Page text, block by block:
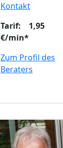
Kontakt
Tarif: 1,95
€/min*
Zum Profil des
Beraters